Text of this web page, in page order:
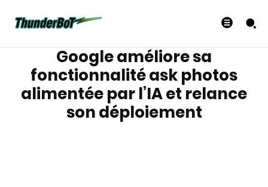
Google améliore sa
fonctionnalité ask photos
alimentée par l’IA et relance
son déploiement